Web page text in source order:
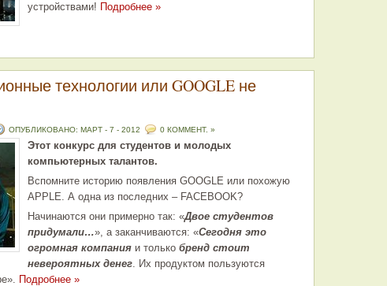
устройствами! Подробнее »
технологии или GOOGLE не
ОПУБЛИКОВАНО: МАРТ - 7 - 2012 0 КОММЕНТ. »
Этот конкурс для студентов и молодых
компьютерных талантов.
Вспомните историю появления GOOGLE или похожую
APPLE. А одна из последних – FACEBOOK?
Начинаются они примерно так: «Двое студентов
придумали…», а заканчиваются: «Сегодня это
огромная компания и только бренд стоит
невероятных денег. Их продуктом пользуются
Подробнее »